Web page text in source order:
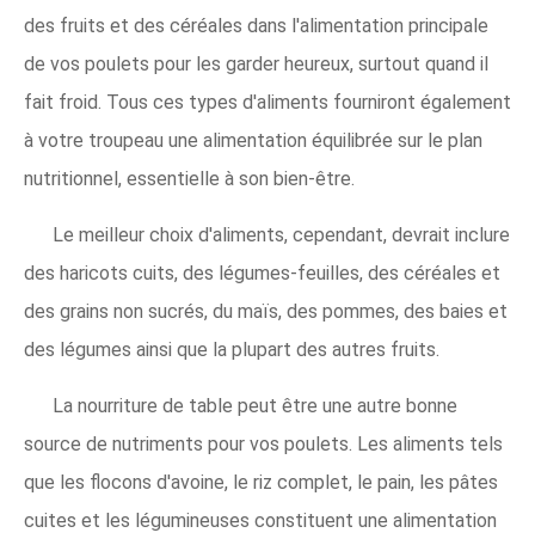
des fruits et des céréales dans l'alimentation principale
de vos poulets pour les garder heureux, surtout quand il
fait froid. Tous ces types d'aliments fourniront également
à votre troupeau une alimentation équilibrée sur le plan
nutritionnel, essentielle à son bien-être.
Le meilleur choix d'aliments, cependant, devrait inclure
des haricots cuits, des légumes-feuilles, des céréales et
des grains non sucrés, du maïs, des pommes, des baies et
des légumes ainsi que la plupart des autres fruits.
La nourriture de table peut être une autre bonne
source de nutriments pour vos poulets. Les aliments tels
que les flocons d'avoine, le riz complet, le pain, les pâtes
cuites et les légumineuses constituent une alimentation